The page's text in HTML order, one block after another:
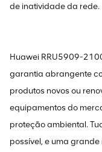
de inatividade da rede.
Huawei RRU5909-
garantia abrangente
produtos novos ou
equipamentos do
proteção ambiental.
possível, e uma